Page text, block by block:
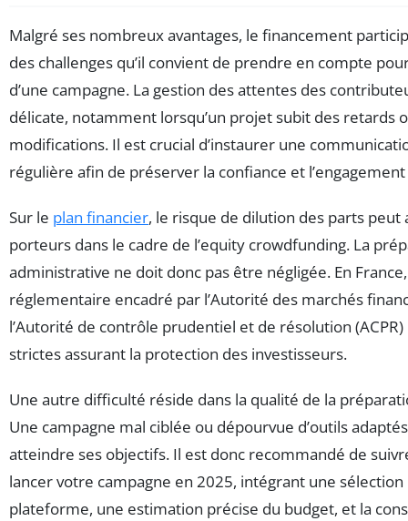
Malgré ses nombreux avantages, le financement
des challenges qu’il convient de prendre en compte
d’une campagne. La gestion des attentes des
délicate, notamment lorsqu’un projet subit des retards
modifications. Il est crucial d’instaurer une
régulière afin de préserver la confiance et
Sur le plan financier, le risque de dilution des parts peut
porteurs dans le cadre de l’equity crowdfunding. La
administrative ne doit donc pas être négligée. En
réglementaire encadré par l’Autorité des marchés
l’Autorité de contrôle prudentiel et de résolution
strictes assurant la protection des investisseurs.
Une autre difficulté réside dans la qualité de la
Une campagne mal ciblée ou dépourvue d’outils
atteindre ses objectifs. Il est donc recommandé de
lancer votre campagne en 2025, intégrant une
plateforme, une estimation précise du budget, et la